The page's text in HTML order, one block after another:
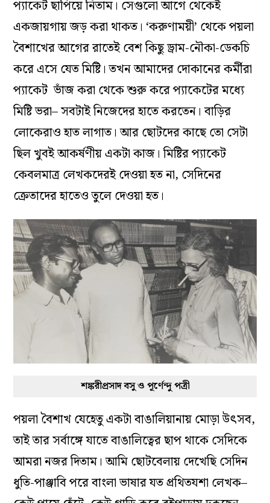
প্যাকেট ছাপিয়ে নিতাম। সেগুলো আগে থেকেই
একজায়গায় জড় করা থাকত। ‘করুণাময়ী’ থেকে পয়লা
বৈশাখের আগের রাতেই বেশ কিছু ড্রাম-নৌকা-ডেকচি
করে এসে যেত মিষ্টি। তখন আমাদের দোকানের কর্মীরা
প্যাকেট ভাঁজ করা থেকে শুরু করে প্যাকেটের মধ্যে
মিষ্টি ভরা– সবটাই নিজেদের হাতে করতেন। বাড়ির
লোকেরাও হাত লাগাত। আর ছোটদের কাছে তো সেটা
ছিল খুবই আকর্ষণীয় একটা কাজ। মিষ্টির প্যাকেট
কেবলমাত্র লেখকদেরই দেওয়া হত না, সেদিনের
ক্রেতাদের হাতেও তুলে দেওয়া হত।
শঙ্করীপ্রসাদ বসু ও পূর্ণেন্দু পত্রী
পয়লা বৈশাখ যেহেতু একটা বাঙালিয়ানায় মোড়া উৎসব,
তাই তার সর্বাঙ্গে যাতে বাঙালিত্বের ছাপ থাকে সেদিকে
আমরা নজর দিতাম। আমি ছোটবেলায় দেখেছি সেদিন
ধুতি-পাঞ্জাবি পরে বাংলা ভাষার যত প্রথিতযশা লেখক–